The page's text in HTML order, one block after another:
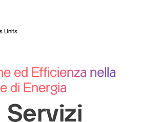
Units
ed Efficienza nella
di Energia
Servizi